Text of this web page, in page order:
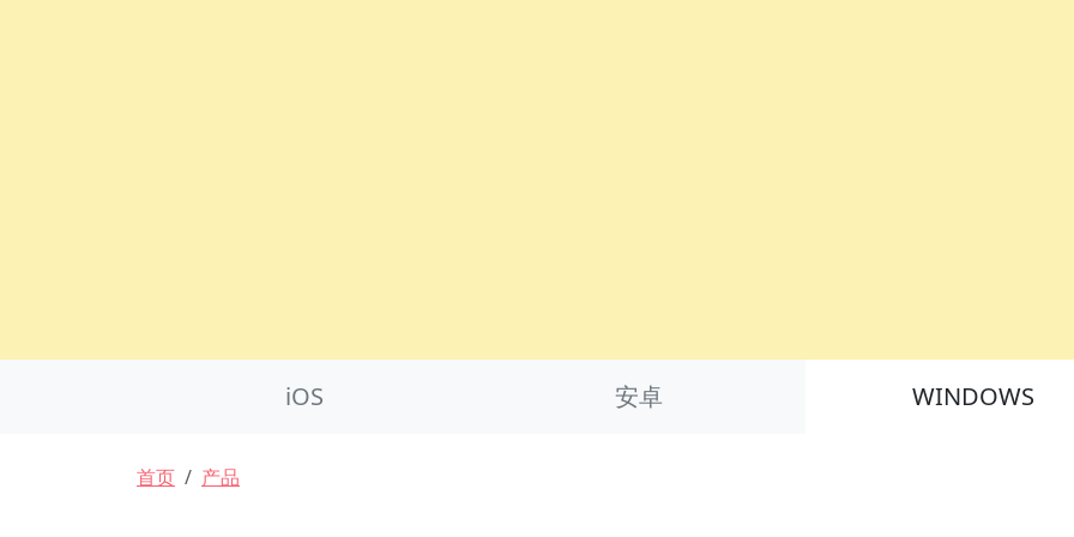
iOS 安卓 WINDOWS
面包屑
首页 产品